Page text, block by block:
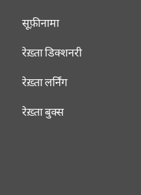
सूफ़ीनामा
रेख़्ता डिक्शनरी
रेख़्ता लर्निंग
रेख़्ता बुक्स